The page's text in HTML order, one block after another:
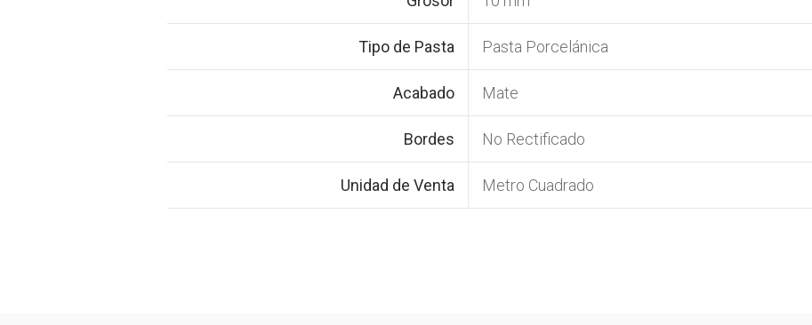
Tipo de Pasta Pasta Porcelánica
Acabado Mate
Bordes No Rectificado
Unidad de Venta Metro Cuadrado